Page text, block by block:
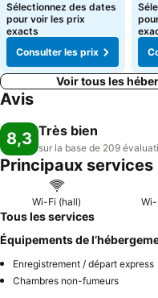
Sélectionnez des dates
pour voir les prix
exacts
Consulter les prix
Voir tous les
Avis
8,3 Très bien
sur la base de 209
Principaux services
Wi-Fi (hall)
Tous les services
Équipements de
Enregistrement / départ express
Chambres non-fumeurs